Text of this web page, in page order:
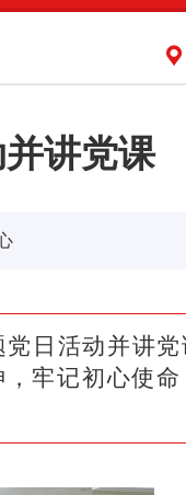
讲党课
日活动并讲
牢记初心使